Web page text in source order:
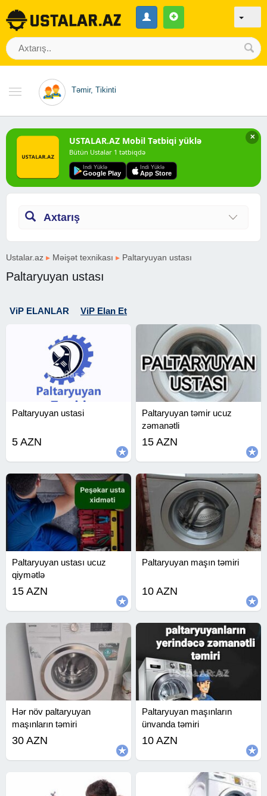
Təmir, Tikinti
✕
USTALAR.AZ Mobil Tətbiqi yüklə
Bütün Ustalar 1 tətbiqdə
Indi Yüklə
Google Play
Indi Yüklə
App Store
Axtarış
Ustalar.az ▸ Məişət texnikası ▸ Paltaryuyan ustası
Paltaryuyan ustası
ViP ELANLAR ViP Elan Et
Paltaryuyan ustasi
5 AZN
Paltaryuyan təmir ucuz
zəmanətli
15 AZN
Paltaryuyan ustası ucuz
qiymətlə
15 AZN
Paltaryuyan maşın təmiri
10 AZN
Hər növ paltaryuyan
maşınların təmiri
30 AZN
Paltaryuyan maşınların
ünvanda təmiri
10 AZN